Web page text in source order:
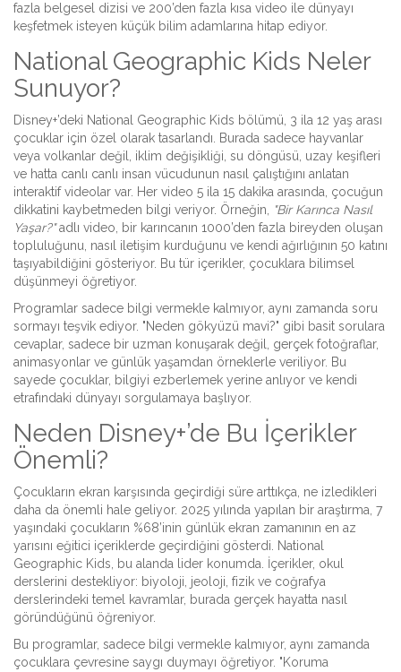
fazla belgesel dizisi ve 200’den fazla kısa video ile dünyayı
keşfetmek isteyen küçük bilim adamlarına hitap ediyor.
National Geographic Kids Neler
Sunuyor?
Disney+’deki National Geographic Kids bölümü, 3 ila 12 yaş arası
çocuklar için özel olarak tasarlandı. Burada sadece hayvanlar
veya volkanlar değil, iklim değişikliği, su döngüsü, uzay keşifleri
ve hatta canlı canlı insan vücudunun nasıl çalıştığını anlatan
interaktif videolar var. Her video 5 ila 15 dakika arasında, çocuğun
dikkatini kaybetmeden bilgi veriyor. Örneğin,
"Bir Karınca Nasıl
Yaşar?"adlı video, bir karıncanın 1000’den fazla bireyden oluşan
topluluğunu, nasıl iletişim kurduğunu ve kendi ağırlığının 50 katını
taşıyabildiğini gösteriyor. Bu tür içerikler, çocuklara bilimsel
düşünmeyi öğretiyor.
Programlar sadece bilgi vermekle kalmıyor, aynı zamanda soru
sormayı teşvik ediyor. "Neden gökyüzü mavi?" gibi basit sorulara
cevaplar, sadece bir uzman konuşarak değil, gerçek fotoğraflar,
animasyonlar ve günlük yaşamdan örneklerle veriliyor. Bu
sayede çocuklar, bilgiyi ezberlemek yerine anlıyor ve kendi
etrafındaki dünyayı sorgulamaya başlıyor.
Neden Disney+’de Bu İçerikler
Önemli?
Çocukların ekran karşısında geçirdiği süre arttıkça, ne izledikleri
daha da önemli hale geliyor. 2025 yılında yapılan bir araştırma, 7
yaşındaki çocukların %68’inin günlük ekran zamanının en az
yarısını eğitici içeriklerde geçirdiğini gösterdi. National
Geographic Kids, bu alanda lider konumda. İçerikler, okul
derslerini destekliyor: biyoloji, jeoloji, fizik ve coğrafya
derslerindeki temel kavramlar, burada gerçek hayatta nasıl
göründüğünü öğreniyor.
Bu programlar, sadece bilgi vermekle kalmıyor, aynı zamanda
çocuklara çevresine saygı duymayı öğretiyor. "Koruma